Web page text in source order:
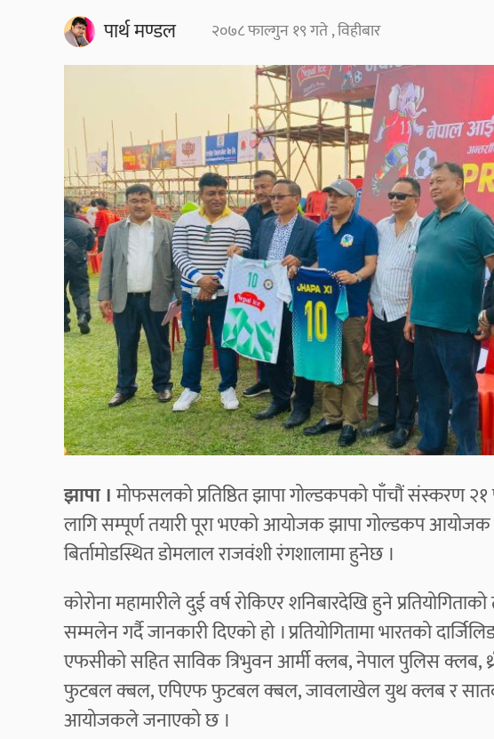
पार्थ मण्डल २०७८ फाल्गुन १९ गते , विहीबार
झापा ।मोफसलको प्रतिष्ठित झापा गोल्डकपको पाँचौं संस्करण
लागि सम्पूर्ण तयारी पूरा भएको आयोजक झापा गोल्डकप आयोजक
बिर्तामोडस्थित डोमलाल राजवंशी रंगशालामा हुनेछ ।
कोरोना महामारीले दुई वर्ष रोकिएर शनिबारदेखि हुने
सम्मलेन गर्दै जानकारी दिएको हो । प्रतियोगितामा भारतको
एफसीको सहित साविक त्रिभुवन आर्मी क्लब, नेपाल पुलिस क्लब,
फुटबल क्बल, एपिएफ फुटबल क्बल, जावलाखेल युथ क्लब र
आयोजकले जनाएको छ ।